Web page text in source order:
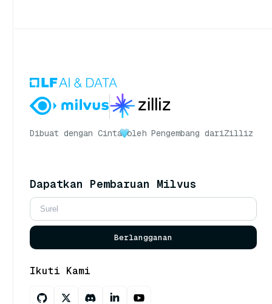
Dibuat dengan Cinta oleh Pengembang dariZilliz
Dapatkan Pembaruan Milvus
Berlangganan
Ikuti Kami